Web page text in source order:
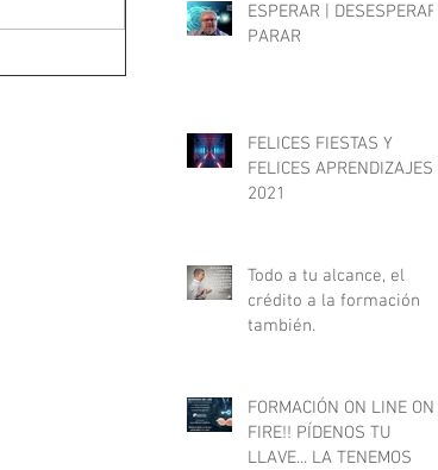
ESPERAR | DESESPERAR |
PARAR
FELICES FIESTAS Y
FELICES APRENDIZAJES
2021
Todo a tu alcance, el
crédito a la formación
también.
FORMACIÓN ON LINE ON
FIRE!! PÍDENOS TU
LLAVE... LA TENEMOS